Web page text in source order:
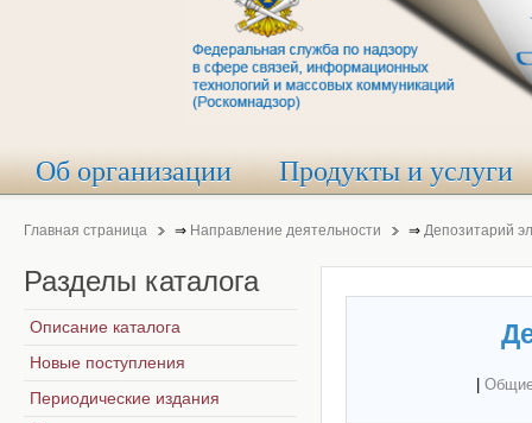
Об организации Продукты и услуги
Главная страница ⇒ Направление деятельности ⇒ Депозитарий
Разделы каталога
Описание каталога
Новые поступления
Периодические издания